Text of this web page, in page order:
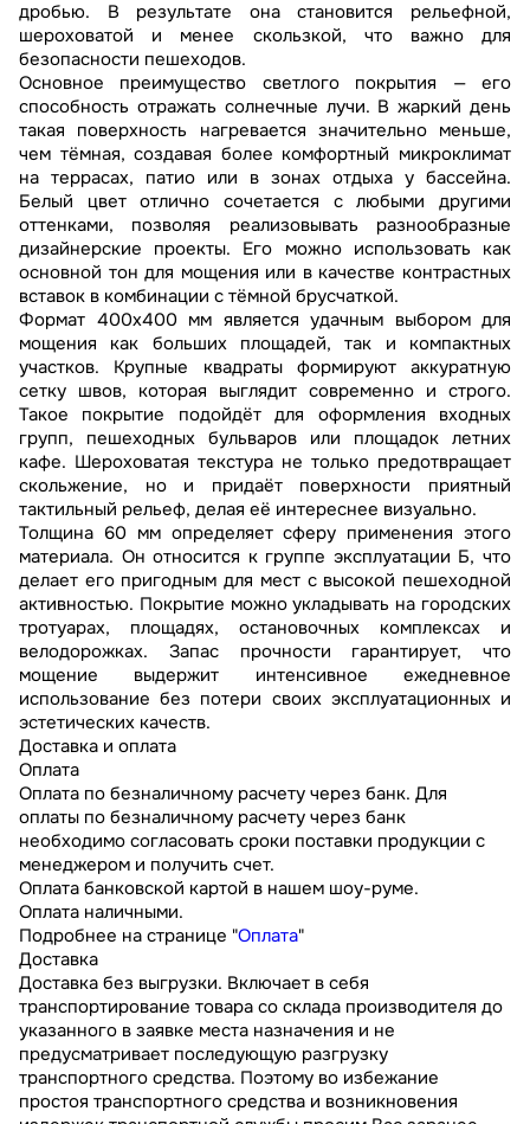
дробью. В результате она становится рельефной,
шероховатой и менее скользкой, что важно для
безопасности пешеходов.
Основное преимущество светлого покрытия — его
способность отражать солнечные лучи. В жаркий день
такая поверхность нагревается значительно меньше,
чем тёмная, создавая более комфортный микроклимат
на террасах, патио или в зонах отдыха у бассейна.
Белый цвет отлично сочетается с любыми другими
оттенками, позволяя реализовывать разнообразные
дизайнерские проекты. Его можно использовать как
основной тон для мощения или в качестве контрастных
вставок в комбинации с тёмной брусчаткой.
Формат 400х400 мм является удачным выбором для
мощения как больших площадей, так и компактных
участков. Крупные квадраты формируют аккуратную
сетку швов, которая выглядит современно и строго.
Такое покрытие подойдёт для оформления входных
групп, пешеходных бульваров или площадок летних
кафе. Шероховатая текстура не только предотвращает
скольжение, но и придаёт поверхности приятный
тактильный рельеф, делая её интереснее визуально.
Толщина 60 мм определяет сферу применения этого
материала. Он относится к группе эксплуатации Б, что
делает его пригодным для мест с высокой пешеходной
активностью. Покрытие можно укладывать на городских
тротуарах, площадях, остановочных комплексах и
велодорожках. Запас прочности гарантирует, что
мощение выдержит интенсивное ежедневное
использование без потери своих эксплуатационных и
эстетических качеств.
Доставка и оплата
Оплата
Оплата по безналичному расчету через банк. Для
оплаты по безналичному расчету через банк
необходимо согласовать сроки поставки продукции с
менеджером и получить счет.
Оплата банковской картой в нашем шоу-руме.
Оплата наличными.
Подробнее на странице "Оплата"
Доставка
Доставка без выгрузки. Включает в себя
транспортирование товара со склада производителя до
указанного в заявке места назначения и не
предусматривает последующую разгрузку
транспортного средства. Поэтому во избежание
простоя транспортного средства и возникновения